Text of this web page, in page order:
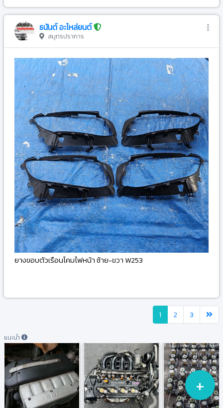
ธนันต์ อะไหล่ยนต์
สมุทรปราการ
ยางขอบตัวเรือนโคมไฟหน้า ซ้าย-ขวา W253
1 2 3
แนะนำ
+